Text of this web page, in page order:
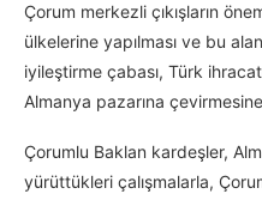
Çorum merkezli çıkışların
ülkelerine yapılması ve bu
iyileştirme çabası, Türk
Almanya pazarına
Çorumlu Baklan kardeşler,
yürüttükleri çalışmalarla,